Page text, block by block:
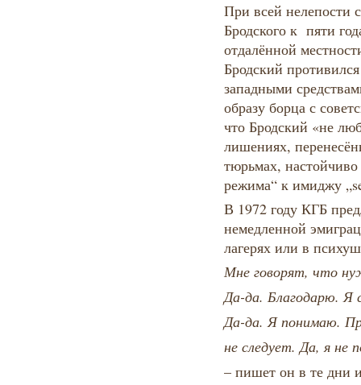
При всей нелепости
Бродского к пяти
отдалённой
Бродский
западными
образу борца с
что Бродский «не
лишениях,
тюрьмах,
режима“ к имиджу
В 1972 году КГБ
немедленной
лагерях или в
Мне говорят, что
Да-да. Благодарю. Я
Да-да. Я понимаю.
не следует. Да, я не
– пишет он в те дни